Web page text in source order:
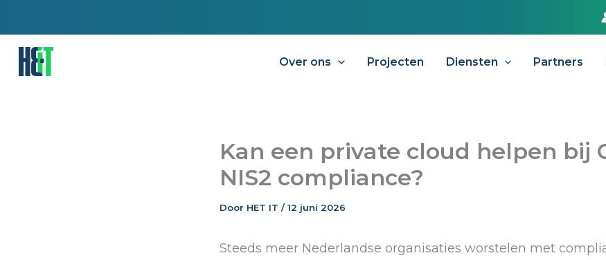
inhoud
Over ons Projecten Diensten Partners
Kan een private cloud helpen bij
NIS2 compliance?
Door HET IT /12 juni 2026
Steeds meer Nederlandse organisaties worstelen met